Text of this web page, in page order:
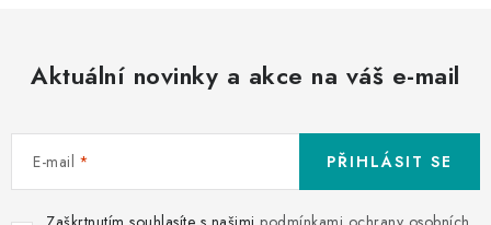
Aktuální novinky a akce na váš e-mail
E-mail PŘIHLÁSIT SE